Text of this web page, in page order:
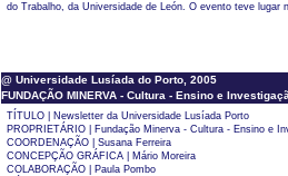
do Trabalho, da Universidade de León. O evento teve lugar
@ Universidade Lusíada do Porto, 2005
FUNDAÇÃO MINERVA - Cultura - Ensino e
TÍTULO | Newsletter da Universidade Lusíada Porto
PROPRIETÁRIO | Fundação Minerva - Cultura - Ensino e
COORDENAÇÃO | Susana Ferreira
CONCEPÇÃO GRÁFICA | Mário Moreira
COLABORAÇÃO | Paula Pombo